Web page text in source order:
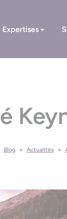
Expertises
Blog » Actualités »